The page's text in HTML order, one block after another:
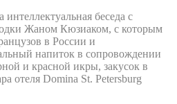
в Google.
реклама
третьим лицам на
беседа с
Жаном Кюзиаком, с которым
в России и
напиток в сопровождении
и красной икры, закусок в
отеля Domina St. Petersburg